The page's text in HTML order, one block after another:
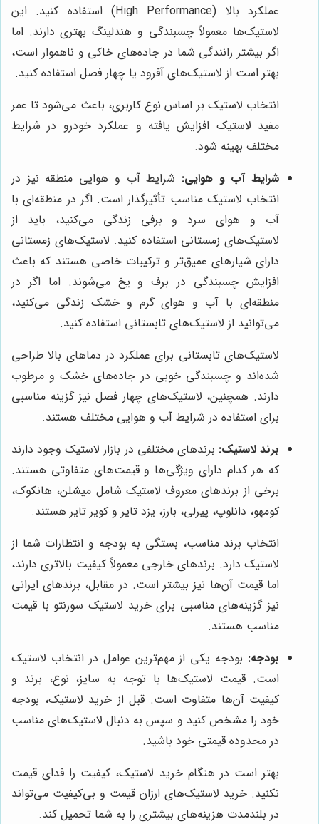
عملکرد بالا (High Performance) استفاده کنید. این
لاستیک‌ها معمولاً چسبندگی و هندلینگ بهتری دارند. اما
اگر بیشتر رانندگی شما در جاده‌های خاکی و ناهموار است،
بهتر است از لاستیک‌های آفرود یا چهار فصل استفاده کنید.
انتخاب لاستیک بر اساس نوع کاربری، باعث می‌شود تا عمر
مفید لاستیک افزایش یافته و عملکرد خودرو در شرایط
مختلف بهینه شود.
شرایط آب و هوایی: شرایط آب و هوایی منطقه نیز در
انتخاب لاستیک مناسب تأثیرگذار است. اگر در منطقه‌ای با
آب و هوای سرد و برفی زندگی می‌کنید، باید از
لاستیک‌های زمستانی استفاده کنید. لاستیک‌های زمستانی
دارای شیارهای عمیق‌تر و ترکیبات خاصی هستند که باعث
افزایش چسبندگی در برف و یخ می‌شوند. اما اگر در
منطقه‌ای با آب و هوای گرم و خشک زندگی می‌کنید،
می‌توانید از لاستیک‌های تابستانی استفاده کنید.
لاستیک‌های تابستانی برای عملکرد در دماهای بالا طراحی
شده‌اند و چسبندگی خوبی در جاده‌های خشک و مرطوب
دارند. همچنین، لاستیک‌های چهار فصل نیز گزینه مناسبی
برای استفاده در شرایط آب و هوایی مختلف هستند.
برند لاستیک: برندهای مختلفی در بازار لاستیک وجود دارند
که هر کدام دارای ویژگی‌ها و قیمت‌های متفاوتی هستند.
برخی از برندهای معروف لاستیک شامل میشلن، هانکوک،
کومهو، دانلوپ، پیرلی، بارز، یزد تایر و کویر تایر هستند.
انتخاب برند مناسب، بستگی به بودجه و انتظارات شما از
لاستیک دارد. برندهای خارجی معمولاً کیفیت بالاتری دارند،
اما قیمت آن‌ها نیز بیشتر است. در مقابل، برندهای ایرانی
نیز گزینه‌های مناسبی برای خرید لاستیک سورنتو با قیمت
مناسب هستند.
بودجه: بودجه یکی از مهم‌ترین عوامل در انتخاب لاستیک
است. قیمت لاستیک‌ها با توجه به سایز، نوع، برند و
کیفیت آن‌ها متفاوت است. قبل از خرید لاستیک، بودجه
خود را مشخص کنید و سپس به دنبال لاستیک‌های مناسب
در محدوده قیمتی خود باشید.
بهتر است در هنگام خرید لاستیک، کیفیت را فدای قیمت
نکنید. خرید لاستیک‌های ارزان قیمت و بی‌کیفیت می‌تواند
در بلندمدت هزینه‌های بیشتری را به شما تحمیل کند.